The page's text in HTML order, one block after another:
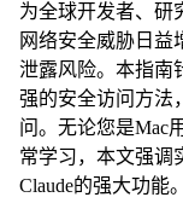
为全球开发者、研
网络安全威胁日益
泄露风险。本指南
强的安全访问方法
问。无论您是Mac
常学习，本文强调
Claude的强大功能